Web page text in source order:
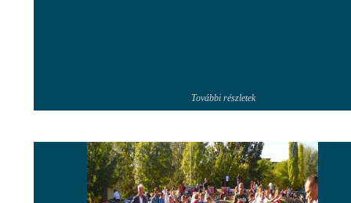
További részletek